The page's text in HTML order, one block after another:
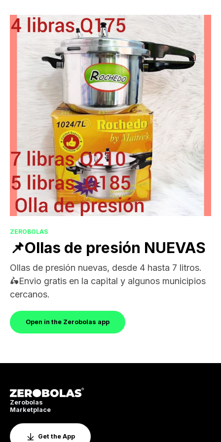
ZEROBOLAS
📌Ollas de presión NUEVAS
Ollas de presión nuevas, desde 4 hasta 7 litros.
🛵Envio gratis en la capital y algunos municipios
cercanos.
Open in the Zerobolas app
Zerobolas
Marketplace
Get the App